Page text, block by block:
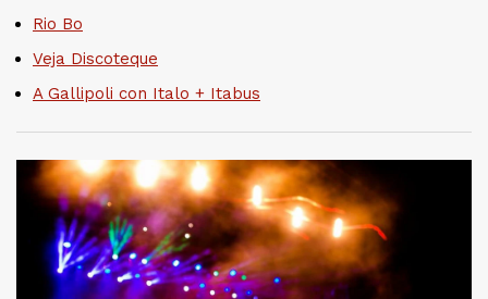
Rio Bo
Veja Discoteque
A Gallipoli con Italo + Itabus